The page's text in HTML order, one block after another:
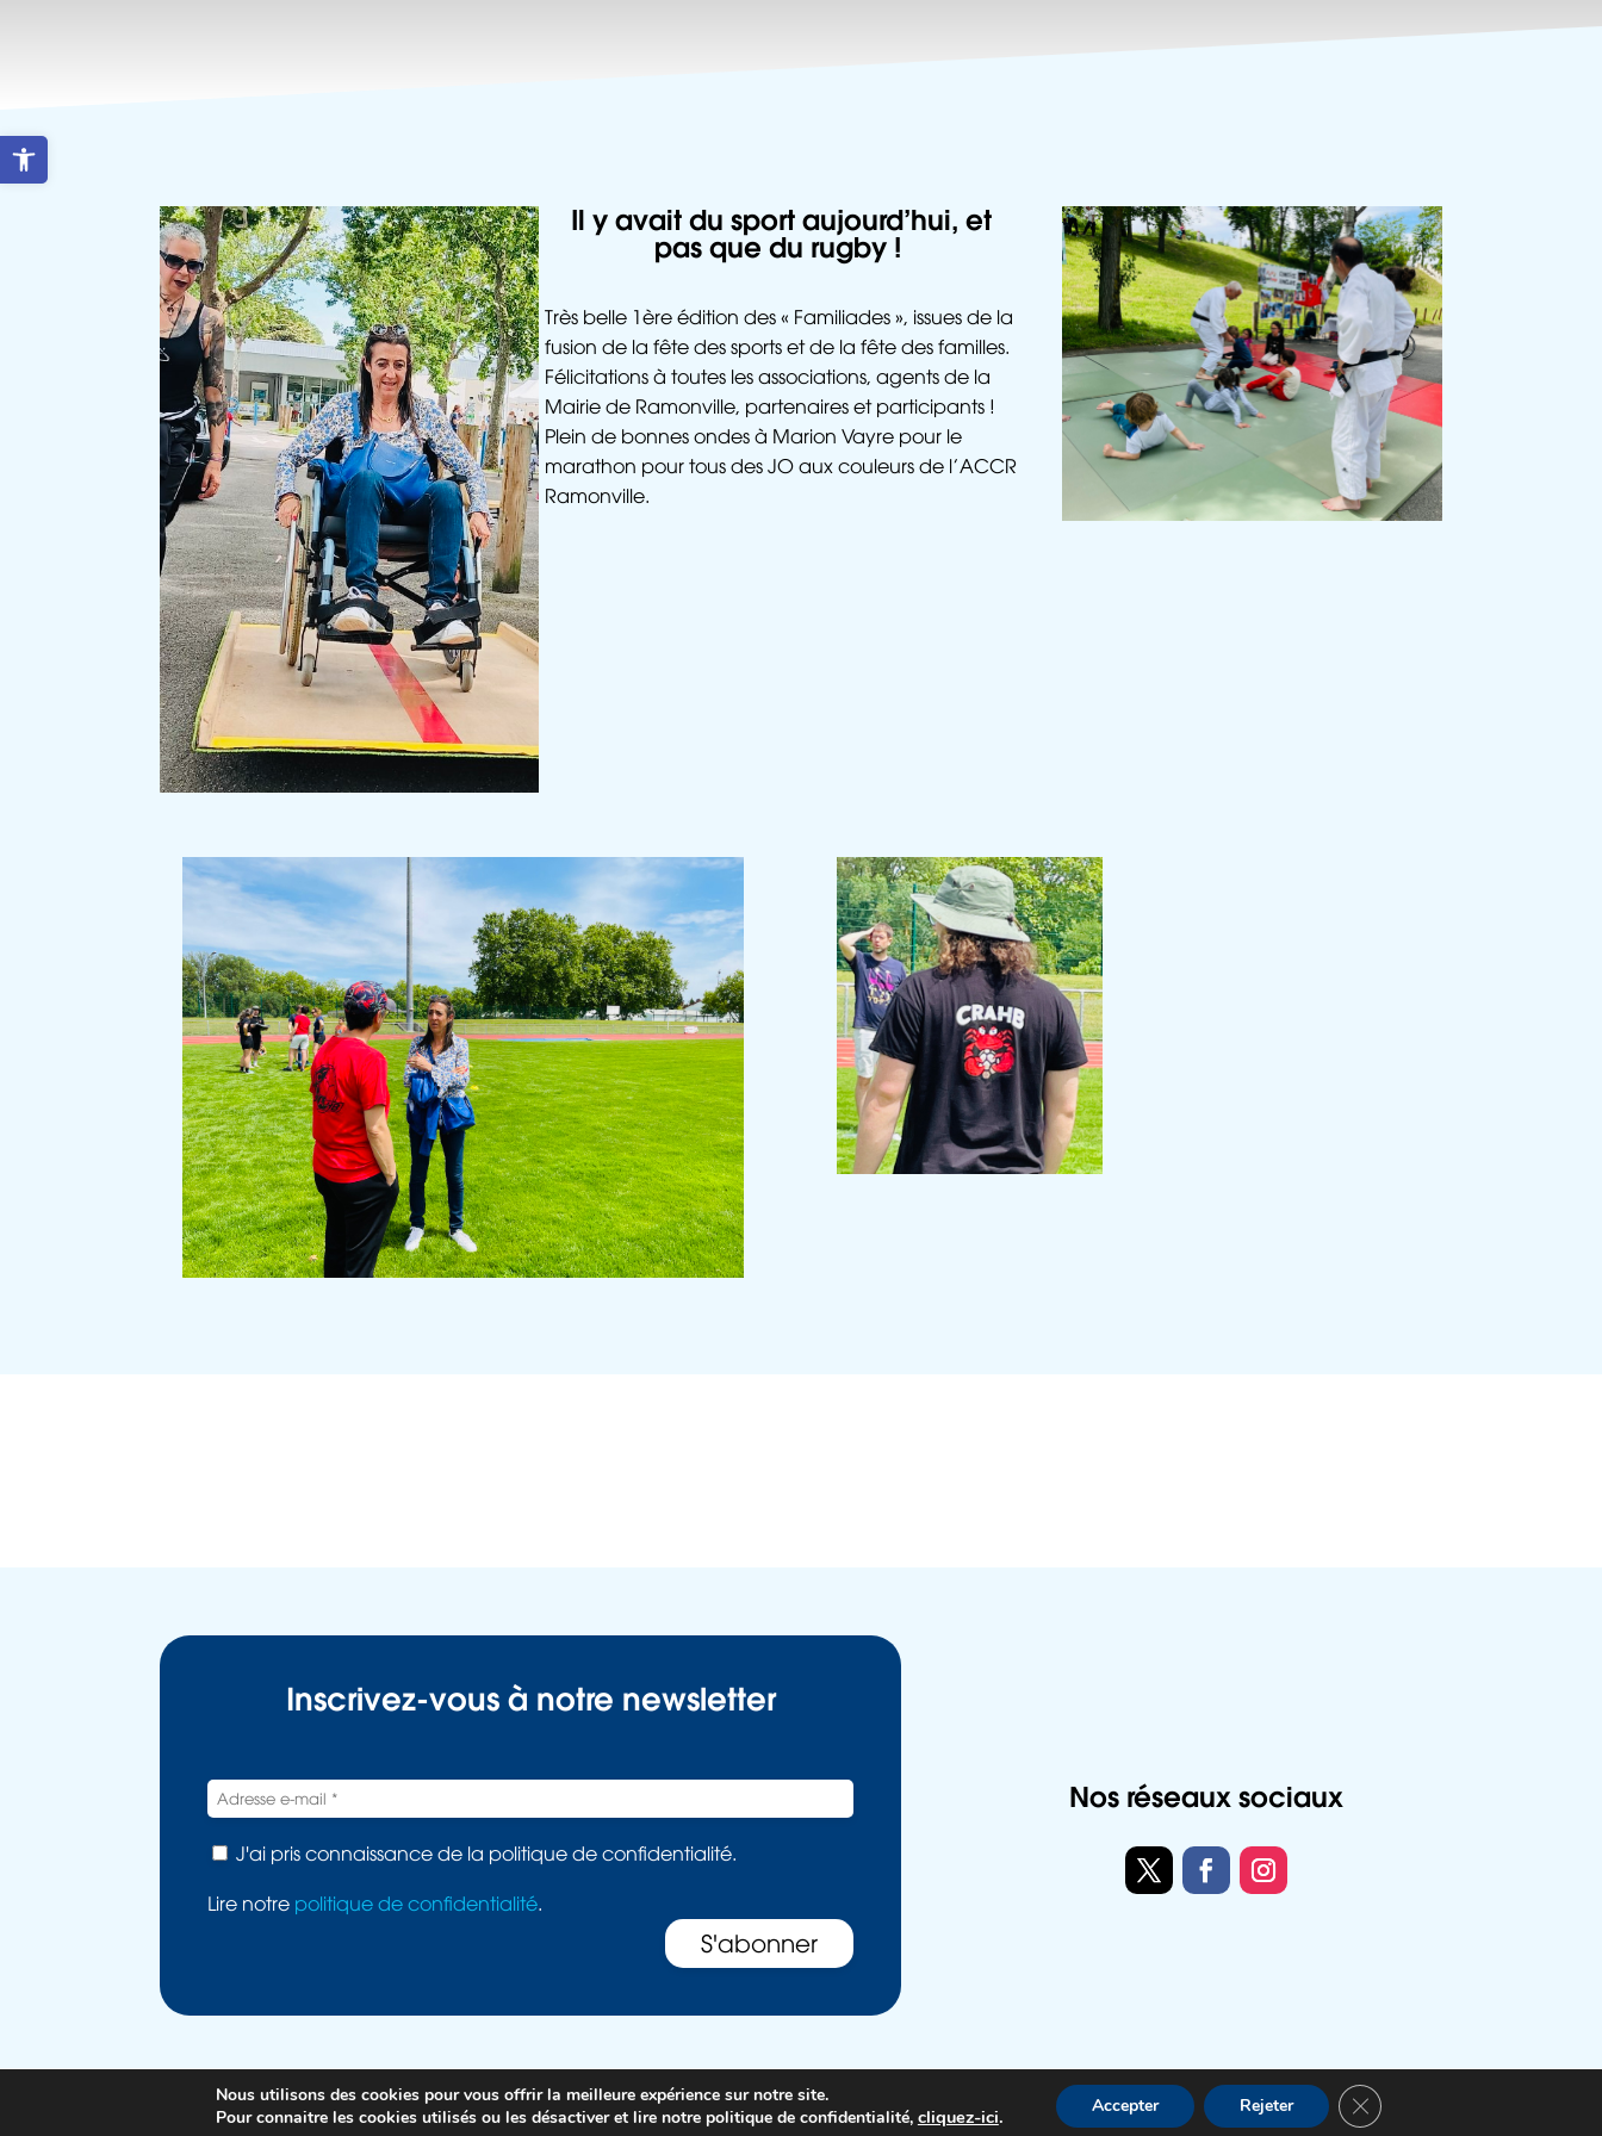
Ouvrir la barre d’outils
Il y avait du sport aujourd’hui, et
pas que du rugby !
Très belle 1ère édition des « Familiades », issues de la
fusion de la fête des sports et de la fête des familles.
Félicitations à toutes les associations, agents de la
Mairie de Ramonville, partenaires et participants !
Plein de bonnes ondes à Marion Vayre pour le
marathon pour tous des JO aux couleurs de l’ACCR
Ramonville.
Inscrivez-vous à notre newsletter
J'ai pris connaissance de la politique de confidentialité.
Lire notre politique de confidentialité.
Nos réseaux sociaux
Politique de confidentialité Mentions légales Conception Agence Cosiweb Accessibilité
Nous utilisons des cookies pour vous offrir la meilleure expérience sur notre site.
Pour connaitre les cookies utilisés ou les désactiver et lire notre politique de confidentialité, cliquez-ici. Accepter Rejeter Fermer la bannière des cookies